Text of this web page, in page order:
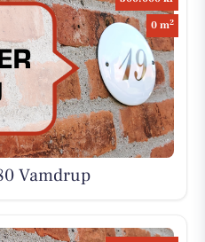
0 m2
Vamdrup